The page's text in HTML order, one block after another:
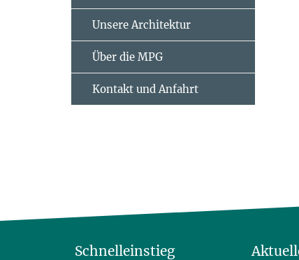
Unsere Architektur
Über die MPG
Kontakt und Anfahrt
Schnelleinstieg